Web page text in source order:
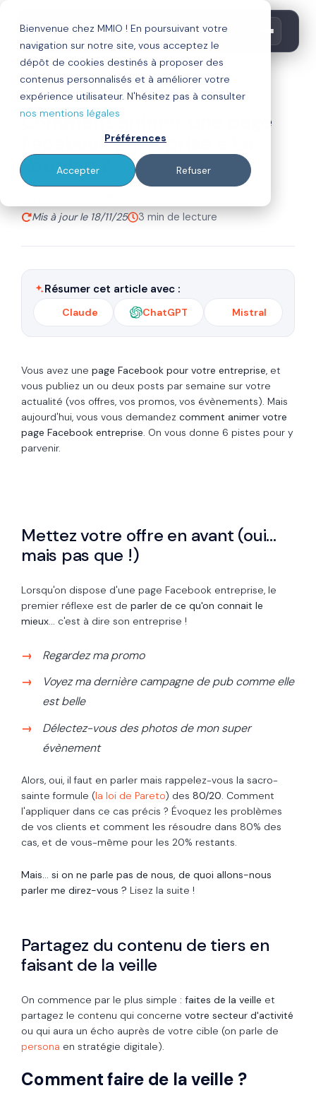
Bienvenue chez MMIO ! En poursuivant votre
navigation sur notre site, vous acceptez le
dépôt de cookies destinés à proposer des
contenus personnalisés et à améliorer votre
expérience utilisateur. N'hésitez pas à consulter
nos mentions légales
Préférences
Accepter Refuser
inbound marketing
Comment animer une page
Facebook Entreprise à La
Réunion ?
Mis à jour le 18/11/25
3 min de lecture
Résumer cet article avec :
Claude ChatGPT Mistral
Vous avez une page Facebook pour votre entreprise, et
vous publiez un ou deux posts par semaine sur votre
actualité (vos offres, vos promos, vos évènements). Mais
aujourd'hui, vous vous demandez comment animer votre
page Facebook entreprise. On vous donne 6 pistes pour y
parvenir.
Mettez votre offre en avant (oui…
mais pas que !)
Lorsqu'on dispose d'une page Facebook entreprise, le
premier réflexe est de parler de ce qu'on connait le
mieux... c'est à dire son entreprise !
Regardez ma promo
Voyez ma dernière campagne de pub comme elle
est belle
Délectez-vous des photos de mon super
évènement
Alors, oui, il faut en parler mais rappelez-vous la sacro-
sainte formule (la loi de Pareto) des 80/20. Comment
l'appliquer dans ce cas précis ? Évoquez les problèmes
de vos clients et comment les résoudre dans 80% des
cas, et de vous-même pour les 20% restants.
Mais... si on ne parle pas de nous, de quoi allons-nous
parler me direz-vous ? Lisez la suite !
Partagez du contenu de tiers en
faisant de la veille
On commence par le plus simple : faites de la veille et
partagez le contenu qui concerne votre secteur d'activité
ou qui aura un écho auprès de votre cible (on parle de
persona en stratégie digitale).
Comment faire de la veille ?